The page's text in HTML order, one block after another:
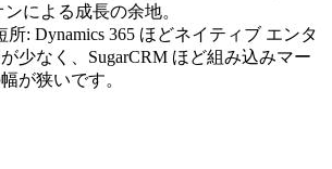
による成長の余地。
所: Dynamics 365 ほどネイティブ エンタ
少なく、SugarCRM ほど組み込みマー
が狭いです。